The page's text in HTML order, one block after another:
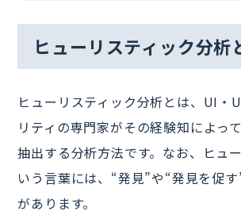
ヒューリスティック分析
ヒューリスティック分析とは、UI・
リティの専門家がその経験知によっ
抽出する分析方法です。なお、ヒュ
いう言葉には、“発見”や“発見を促
があります。